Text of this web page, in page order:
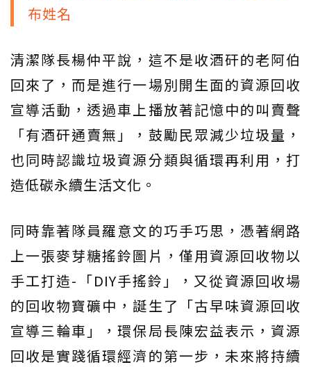
布姓名
清潔隊長楊仲平說，這不是收酒矸的老阿伯
回來了，而是進行一場別開生面的資源回收
宣導活動，透過車上播放著記憶中的叫賣聲
「有酒矸通賣無」，鼓勵民眾減少垃圾量，
也同時認識垃圾資源分類與循環再利用，打
造低碳永續生活文化。
同時靠著隊員羅意文的巧手巧思，憑著網路
上一張麥芽糖搖鈴圖片，僅用資源回收物以
手工打造-「DIY手搖鈴」，又從資源回收場
的回收物寶礦中，誕生了「古早味資源回收
宣導三輪車」，環保局長陳宏益表示，資源
回收是實踐循環經濟的第一步，未來將持續